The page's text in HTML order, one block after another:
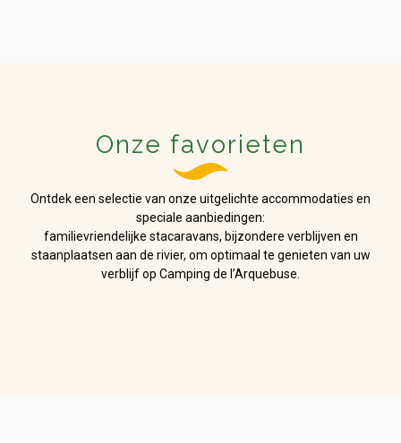
Onze favorieten
Ontdek een selectie van onze uitgelichte accommodaties en
speciale aanbiedingen:
familievriendelijke stacaravans, bijzondere verblijven en
staanplaatsen aan de rivier, om optimaal te genieten van uw
verblijf op Camping de l’Arquebuse.